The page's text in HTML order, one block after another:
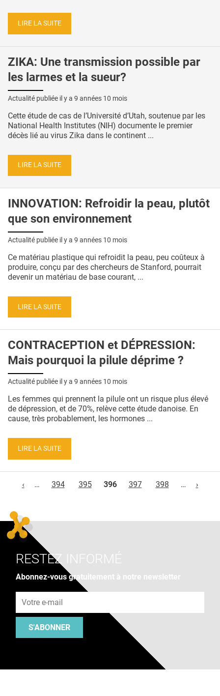
LIRE LA SUITE
ZIKA: Une transmission possible par
les larmes et la sueur?
Actualité publiée il y a 9 années 10 mois
Cette étude de cas de l’Université d’Utah, soutenue par les
National Health Institutes (NIH) documente le premier
décès lié au virus Zika dans le continent ...
LIRE LA SUITE
INNOVATION: Refroidir la peau, plutôt
que son environnement
Actualité publiée il y a 9 années 10 mois
Ce matériau plastique qui refroidit la peau, peu coûteux à
produire, conçu par des chercheurs de Stanford, pourrait
devenir un matériau de base courant, ...
LIRE LA SUITE
CONTRACEPTION et DÉPRESSION:
Mais pourquoi la pilule déprime ?
Actualité publiée il y a 9 années 10 mois
Les femmes qui prennent la pilule ont un risque plus élevé
de dépression, et de 70%, relève cette étude danoise. En
cause, très probablement, les hormones ...
LIRE LA SUITE
‹
… 394 395 396 397 398 … ›
RESTEZ INFORMÉ
Abonnez-vous gratuitement à notre newsletter
S'ABONNER